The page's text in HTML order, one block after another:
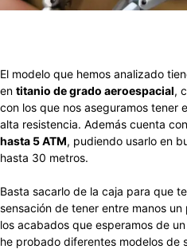
El modelo que hemos analizado
en titanio de grado aeroespacial,
con los que nos aseguramos tener
alta resistencia. Además cuenta con
hasta 5 ATM, pudiendo usarlo en
hasta 30 metros.
Basta sacarlo de la caja para que
sensación de tener entre manos
los acabados que esperamos de
he probado diferentes modelos de